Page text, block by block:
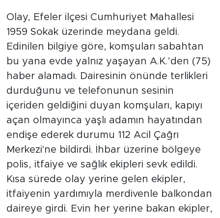
Olay, Efeler ilçesi Cumhuriyet Mahallesi
1959 Sokak üzerinde meydana geldi.
Edinilen bilgiye göre, komşuları sabahtan
bu yana evde yalnız yaşayan A.K.’den (75)
haber alamadı. Dairesinin önünde terlikleri
durduğunu ve telefonunun sesinin
içeriden geldiğini duyan komşuları, kapıyı
açan olmayınca yaşlı adamın hayatından
endişe ederek durumu 112 Acil Çağrı
Merkezi'ne bildirdi. İhbar üzerine bölgeye
polis, itfaiye ve sağlık ekipleri sevk edildi.
Kısa sürede olay yerine gelen ekipler,
itfaiyenin yardımıyla merdivenle balkondan
daireye girdi. Evin her yerine bakan ekipler,